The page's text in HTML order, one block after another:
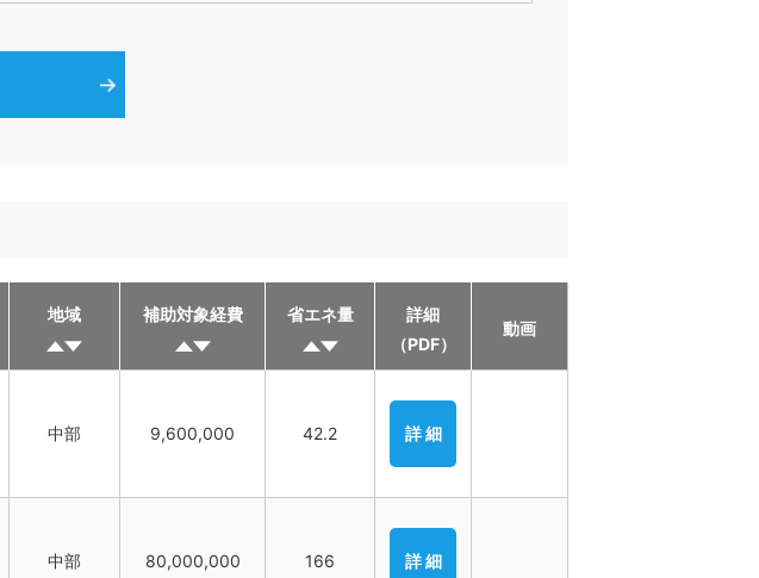
地域 補助対象経費 省エネ量
詳細
（PDF）
動画
中部 9,600,000 42.2 詳 細
中部 80,000,000 166 詳 細